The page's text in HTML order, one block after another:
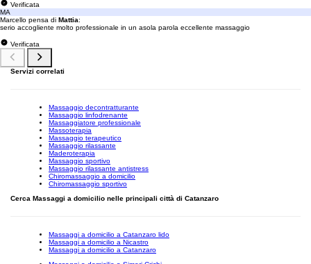
Verificata
MA
Marcello pensa di Mattia:
serio accogliente molto professionale in un asola parola eccellente massaggio
Verificata
Servizi correlati
Massaggio decontratturante
Massaggio linfodrenante
Massaggiatore professionale
Massoterapia
Massaggio terapeutico
Massaggio rilassante
Maderoterapia
Massaggio sportivo
Massaggio rilassante antistress
Chiromassaggio a domicilio
Chiromassaggio sportivo
Cerca Massaggi a domicilio nelle principali città di Catanzaro
Massaggi a domicilio a Catanzaro lido
Massaggi a domicilio a Nicastro
Massaggi a domicilio a Catanzaro